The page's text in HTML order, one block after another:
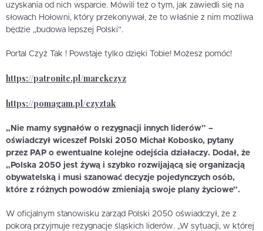
uzyskania od nich wsparcie. Mówili też o tym, jak zawiedli się na
słowach Hołowni, który przekonywał, że to właśnie z nim możliwa
będzie „budowa lepszej Polski”.
Portal Czyż Tak ! Powstaje tylko dzięki Tobie! Możesz pomóc!
https://patronite.pl/marekczyz
https://pomagam.pl/czyztak
„Nie mamy sygnałów o rezygnacji innych liderów” –
oświadczył wiceszef Polski 2050 Michał Kobosko, pytany
przez PAP o ewentualne kolejne odejścia działaczy. Dodał, że
„Polska 2050 jest żywą i szybko rozwijającą się organizacją
obywatelską i musi szanować decyzje pojedynczych osób,
które z różnych powodów zmieniają swoje plany życiowe”.
W oficjalnym stanowisku zarząd Polski 2050 oświadczył, że z
pokorą przyjmuje rezygnacje śląskich liderów. „W sytuacji, w której